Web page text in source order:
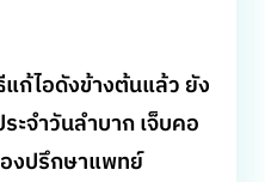
ก้ไอดังข้างต้นแล้ว ยัง
ะจำวันลำบาก เจ็บคอ
องปรึกษาแพทย์